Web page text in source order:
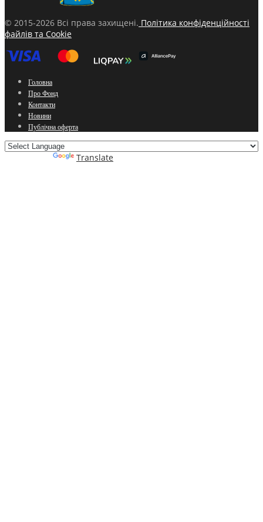
© 2015-2026 Всі права захищені. Політика конфіденційності
файлів та Cookie
Головна
Про Фонд
Контакти
Новини
Публічна оферта
Translate